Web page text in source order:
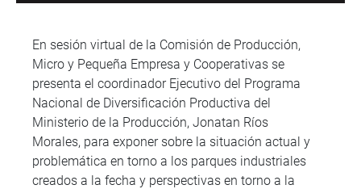
En sesión virtual de la Comisión de Producción,
Micro y Pequeña Empresa y Cooperativas se
presenta el coordinador Ejecutivo del Programa
Nacional de Diversificación Productiva del
Ministerio de la Producción, Jonatan Ríos
Morales, para exponer sobre la situación actual y
problemática en torno a los parques industriales
creados a la fecha y perspectivas en torno a la